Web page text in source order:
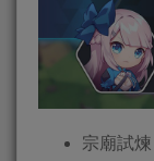
宗廟試煉